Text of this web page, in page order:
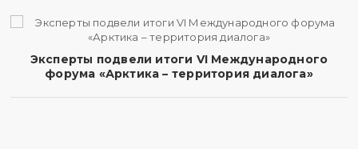
Эксперты подвели итоги VI Международного
форума «Арктика – территория диалога»